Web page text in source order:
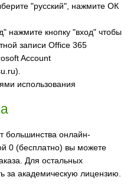
"русский", нажмите ОК
нажмите кнопку "вход" чтобы
записи Office 365
Account
использования
большинства онлайн-
0 (бесплатно) вы можете
Для остальных
за академическую лицензию.